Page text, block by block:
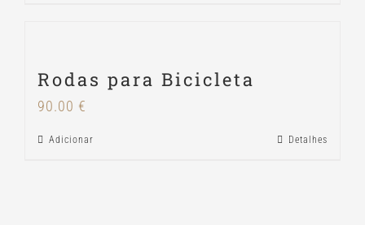
Rodas para Bicicleta
90.00 €
Adicionar Detalhes